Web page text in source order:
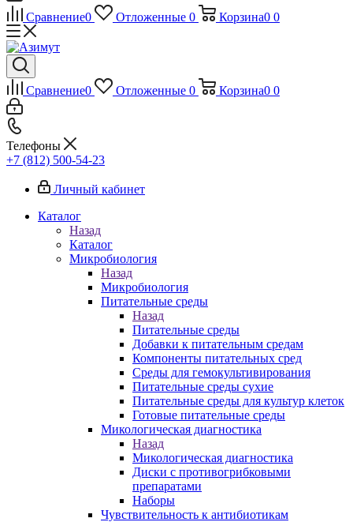
Сравнение0 Отложенные 0 Корзина0 0
Сравнение0 Отложенные 0 Корзина0 0
Телефоны
+7 (812) 500-54-23
Личный кабинет
Каталог
Назад
Каталог
Микробиология
Назад
Микробиология
Питательные среды
Назад
Питательные среды
Добавки к питательным средам
Компоненты питательных сред
Среды для гемокультивирования
Питательные среды сухие
Питательные среды для культур клеток
Готовые питательные среды
Микологическая диагностика
Назад
Микологическая диагностика
Диски с противогрибковыми
препаратами
Наборы
Чувствительность к антибиотикам